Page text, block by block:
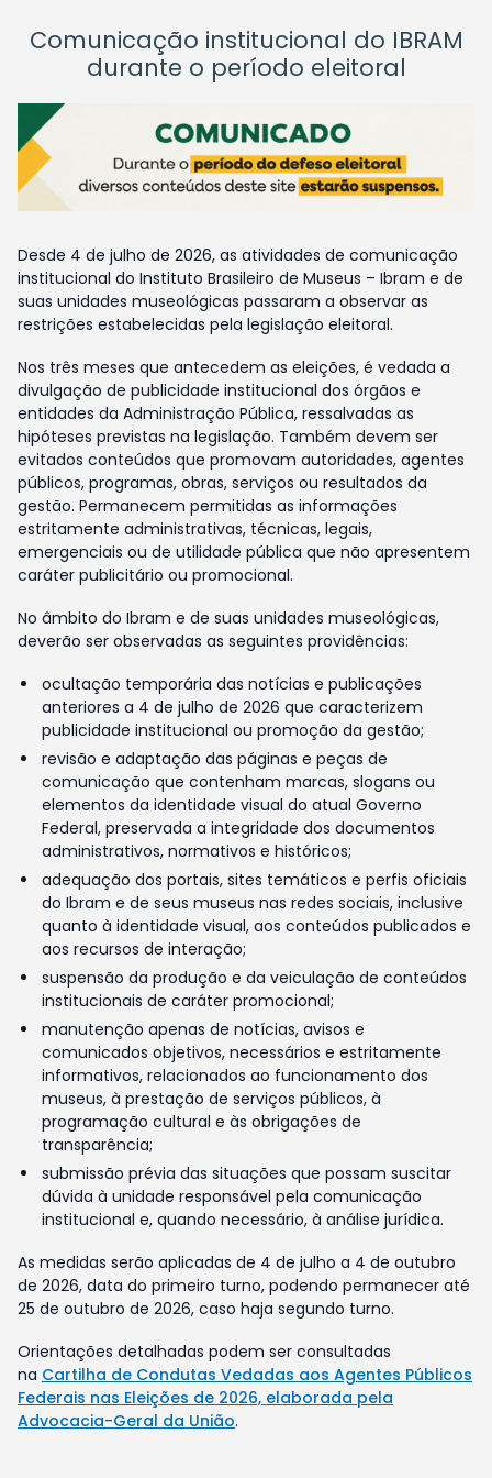
Comunicação institucional do IBRAM
durante o período eleitoral
Desde 4 de julho de 2026, as atividades de comunicação
institucional do Instituto Brasileiro de Museus – Ibram e de
suas unidades museológicas passaram a observar as
restrições estabelecidas pela legislação eleitoral.
Nos três meses que antecedem as eleições, é vedada a
divulgação de publicidade institucional dos órgãos e
entidades da Administração Pública, ressalvadas as
hipóteses previstas na legislação. Também devem ser
evitados conteúdos que promovam autoridades, agentes
públicos, programas, obras, serviços ou resultados da
gestão. Permanecem permitidas as informações
estritamente administrativas, técnicas, legais,
emergenciais ou de utilidade pública que não apresentem
caráter publicitário ou promocional.
No âmbito do Ibram e de suas unidades museológicas,
deverão ser observadas as seguintes providências:
ocultação temporária das notícias e publicações
anteriores a 4 de julho de 2026 que caracterizem
publicidade institucional ou promoção da gestão;
revisão e adaptação das páginas e peças de
comunicação que contenham marcas, slogans ou
elementos da identidade visual do atual Governo
Federal, preservada a integridade dos documentos
administrativos, normativos e históricos;
adequação dos portais, sites temáticos e perfis oficiais
do Ibram e de seus museus nas redes sociais, inclusive
quanto à identidade visual, aos conteúdos publicados e
aos recursos de interação;
suspensão da produção e da veiculação de conteúdos
institucionais de caráter promocional;
manutenção apenas de notícias, avisos e
comunicados objetivos, necessários e estritamente
informativos, relacionados ao funcionamento dos
museus, à prestação de serviços públicos, à
programação cultural e às obrigações de
transparência;
submissão prévia das situações que possam suscitar
dúvida à unidade responsável pela comunicação
institucional e, quando necessário, à análise jurídica.
As medidas serão aplicadas de 4 de julho a 4 de outubro
de 2026, data do primeiro turno, podendo permanecer até
25 de outubro de 2026, caso haja segundo turno.
Orientações detalhadas podem ser consultadas
na Cartilha de Condutas Vedadas aos Agentes Públicos
Federais nas Eleições de 2026, elaborada pela
Advocacia-Geral da União.